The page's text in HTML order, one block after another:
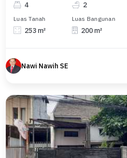
4 2
Luas Tanah
253 m²
Luas Bangunan
200 m²
Nawi Nawih SE